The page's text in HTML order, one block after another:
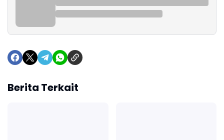
Berita Terkait